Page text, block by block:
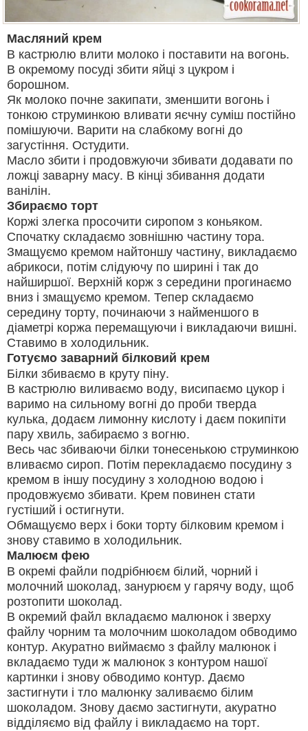
Масляний крем
В кастрюлю влити молоко і поставити на вогонь.
В окремому посуді збити яйці з цукром і
борошном.
Як молоко почне закипати, зменшити вогонь і
тонкою струминкою вливати яєчну суміш постійно
помішуючи. Варити на слабкому вогні до
загустіння. Остудити.
Масло збити і продовжуючи збивати додавати по
ложці заварну масу. В кінці збивання додати
ванілін.
Збираємо торт
Коржі злегка просочити сиропом з коньяком.
Спочатку складаємо зовнішню частину тора.
Змащуємо кремом найтоншу частину, викладаємо
абрикоси, потім слідуючу по ширині і так до
найширшої. Верхній корж з середини прогинаємо
вниз і змащуємо кремом. Тепер складаємо
середину торту, починаючи з найменшого в
діаметрі коржа перемащуючи і викладаючи вишні.
Ставимо в холодильник.
Готуємо заварний білковий крем
Білки збиваємо в круту піну.
В кастрюлю виливаємо воду, висипаємо цукор і
варимо на сильному вогні до проби тверда
кулька, додаєм лимонну кислоту і даєм покипіти
пару хвиль, забираємо з вогню.
Весь час збиваючи білки тонесенькою струминкою
вливаємо сироп. Потім перекладаємо посудину з
кремом в іншу посудину з холодною водою і
продовжуємо збивати. Крем повинен стати
густіший і остигнути.
Обмащуємо верх і боки торту білковим кремом і
знову ставимо в холодильник.
Малюєм фею
В окремі файли подрібнюєм білий, чорний і
молочний шоколад, занурюєм у гарячу воду, щоб
розтопити шоколад.
В окремий файл вкладаємо малюнок і зверху
файлу чорним та молочним шоколадом обводимо
контур. Акуратно виймаємо з файлу малюнок і
вкладаємо туди ж малюнок з контуром нашої
картинки і знову обводимо контур. Даємо
застигнути і тло малюнку заливаємо білим
шоколадом. Знову даємо застигнути, акуратно
відділяємо від файлу і викладаємо на торт.